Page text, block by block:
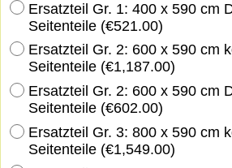
Ersatzteil Gr. 1: 400 x 590 cm
Seitenteile (€521.00)
Ersatzteil Gr. 2: 600 x 590 cm
Seitenteile (€1,187.00)
Ersatzteil Gr. 2: 600 x 590 cm
Seitenteile (€602.00)
Ersatzteil Gr. 3: 800 x 590 cm
Seitenteile (€1,549.00)